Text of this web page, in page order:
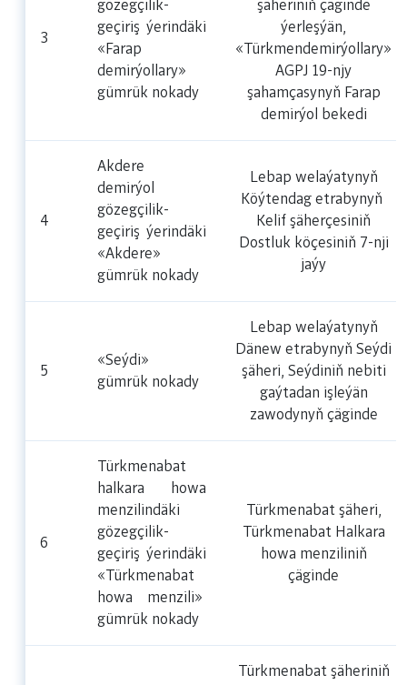
3
gözegçilik-
geçiriş ýerindäki
«Farap
demirýollary»
gümrük nokady
şäheriniň çäginde
ýerleşýän,
«Türkmendemirýollary»
AGPJ 19-njy
şahamçasynyň Farap
demirýol bekedi
4
Akdere
demirýol
gözegçilik-
geçiriş ýerindäki
«Akdere»
gümrük nokady
Lebap welaýatynyň
Köýtendag etrabynyň
Kelif şäherçesiniň
Dostluk köçesiniň 7-nji
jaýy
5
«Seýdi»
gümrük nokady
Lebap welaýatynyň
Dänew etrabynyň Seýdi
şäheri, Seýdiniň nebiti
gaýtadan işleýän
zawodynyň çäginde
6
Türkmenabat
halkara howa
menzilindäki
gözegçilik-
geçiriş ýerindäki
«Türkmenabat
howa menzili»
gümrük nokady
Türkmenabat şäheri,
Türkmenabat Halkara
howa menziliniň
çäginde
Türkmenabat şäheriniň